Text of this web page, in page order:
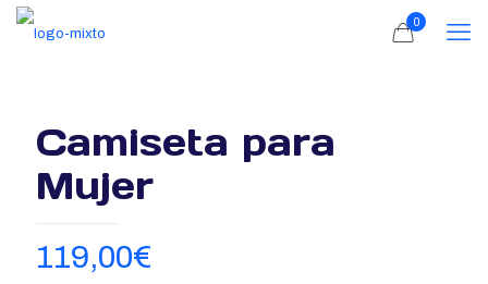
0
Camiseta para
Mujer
119,00€